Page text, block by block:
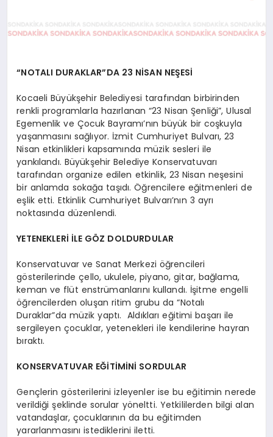
“NOTALI DURAKLAR”DA 23 NİSAN NEŞESİ
Kocaeli Büyükşehir Belediyesi tarafından birbirinden
renkli programlarla hazırlanan “23 Nisan Şenliği”, Ulusal
Egemenlik ve Çocuk Bayramı’nın büyük bir coşkuyla
yaşanmasını sağlıyor. İzmit Cumhuriyet Bulvarı, 23
Nisan etkinlikleri kapsamında müzik sesleri ile
yankılandı. Büyükşehir Belediye Konservatuvarı
tarafından organize edilen etkinlik, 23 Nisan neşesini
bir anlamda sokağa taşıdı. Öğrencilere eğitmenleri de
eşlik etti. Etkinlik Cumhuriyet Bulvarı’nın 3 ayrı
noktasında düzenlendi.
YETENEKLERİ İLE GÖZ DOLDURDULAR
Konservatuvar ve Sanat Merkezi öğrencileri
gösterilerinde çello, ukulele, piyano, gitar, bağlama,
keman ve flüt enstrümanlarını kullandı. İşitme engelli
öğrencilerden oluşan ritim grubu da “Notalı
Duraklar”da müzik yaptı. Aldıkları eğitimi başarı ile
sergileyen çocuklar, yetenekleri ile kendilerine hayran
bıraktı.
KONSERVATUVAR EĞİTİMİNİ SORDULAR
Gençlerin gösterilerini izleyenler ise bu eğitimin nerede
verildiği şeklinde sorular yöneltti. Yetkililerden bilgi alan
vatandaşlar, çocuklarının da bu eğitimden
yararlanmasını istediklerini iletti.